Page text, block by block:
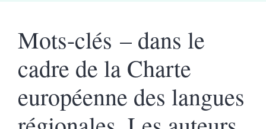
Mots-clés – dans le
cadre de la Charte
européenne des langues